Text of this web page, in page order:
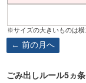
前の月へ
ごみ出しルール5ヵ条